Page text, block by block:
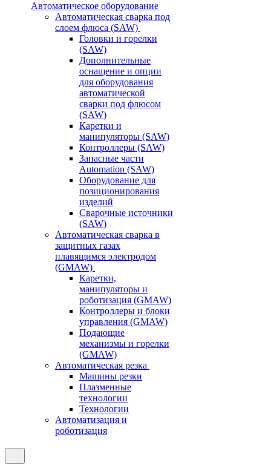
Автоматическое оборудование
Автоматическая сварка под
слоем флюса (SAW)
Головки и горелки
(SAW)
Дополнительные
оснащение и опции
для оборудования
автоматической
сварки под флюсом
(SAW)
Каретки и
манипуляторы (SAW)
Контроллеры (SAW)
Запасные части
Automation (SAW)
Оборудование для
позиционирования
изделий
Сварочные источники
(SAW)
Автоматическая сварка в
защитных газах
плавящимся электродом
(GMAW)
Каретки,
манипуляторы и
роботизация (GMAW)
Контроллеры и блоки
управления (GMAW)
Подающие
механизмы и горелки
(GMAW)
Автоматическая резка
Машины резки
Плазменные
технологии
Технологии
Автоматизация и
роботизация